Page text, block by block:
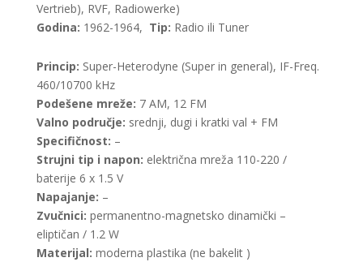
Vertrieb), RVF, Radiowerke)
Godina: 1962-1964, Tip: Radio ili Tuner
Princip: Super-Heterodyne (Super in general), IF-Freq.
460/10700 kHz
Podešene mreže: 7 AM, 12 FM
Valno područje: srednji, dugi i kratki val + FM
Specifičnost: –
Strujni tip i napon: električna mreža 110-220 /
baterije 6 x 1.5 V
Napajanje: –
Zvučnici: permanentno-magnetsko dinamički –
eliptičan / 1.2 W
Materijal: moderna plastika (ne bakelit )